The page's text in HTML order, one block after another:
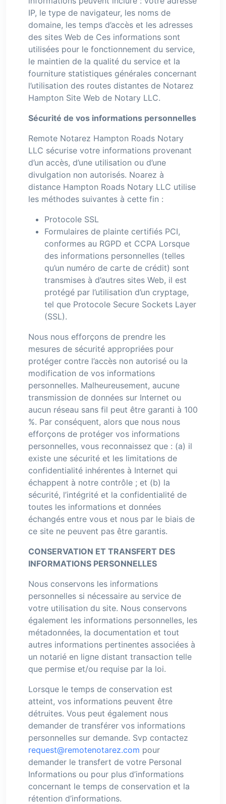
IP, le type de navigateur, les noms de
domaine, les temps d’accès et les adresses
des sites Web de Ces informations sont
utilisées pour le fonctionnement du service,
le maintien de la qualité du service et la
fourniture statistiques générales concernant
l’utilisation des routes distantes de Notarez
Hampton Site Web de Notary LLC.
Sécurité de vos informations personnelles
Remote Notarez Hampton Roads Notary
LLC sécurise votre informations provenant
d’un accès, d’une utilisation ou d’une
divulgation non autorisés. Noarez à
distance Hampton Roads Notary LLC utilise
les méthodes suivantes à cette fin :
Protocole SSL
Formulaires de plainte certifiés PCI,
conformes au RGPD et CCPA Lorsque
des informations personnelles (telles
qu’un numéro de carte de crédit) sont
transmises à d’autres sites Web, il est
protégé par l’utilisation d’un cryptage,
tel que Protocole Secure Sockets Layer
(SSL).
Nous nous efforçons de prendre les
mesures de sécurité appropriées pour
protéger contre l’accès non autorisé ou la
modification de vos informations
personnelles. Malheureusement, aucune
transmission de données sur Internet ou
aucun réseau sans fil peut être garanti à 100
%. Par conséquent, alors que nous nous
efforçons de protéger vos informations
personnelles, vous reconnaissez que : (a) il
existe une sécurité et les limitations de
confidentialité inhérentes à Internet qui
échappent à notre contrôle ; et (b) la
sécurité, l’intégrité et la confidentialité de
toutes les informations et données
échangés entre vous et nous par le biais de
ce site ne peuvent pas être garantis.
CONSERVATION ET TRANSFERT DES
INFORMATIONS PERSONNELLES
Nous conservons les informations
personnelles si nécessaire au service de
votre utilisation du site. Nous conservons
également les informations personnelles, les
métadonnées, la documentation et tout
autres informations pertinentes associées à
un notarié en ligne distant transaction telle
que permise et/ou requise par la loi.
Lorsque le temps de conservation est
atteint, vos informations peuvent être
détruites. Vous peut également nous
demander de transférer vos informations
personnelles sur demande. Svp contactez
request@remotenotarez.com pour
demander le transfert de votre Personal
Informations ou pour plus d’informations
concernant le temps de conservation et la
rétention d’informations.